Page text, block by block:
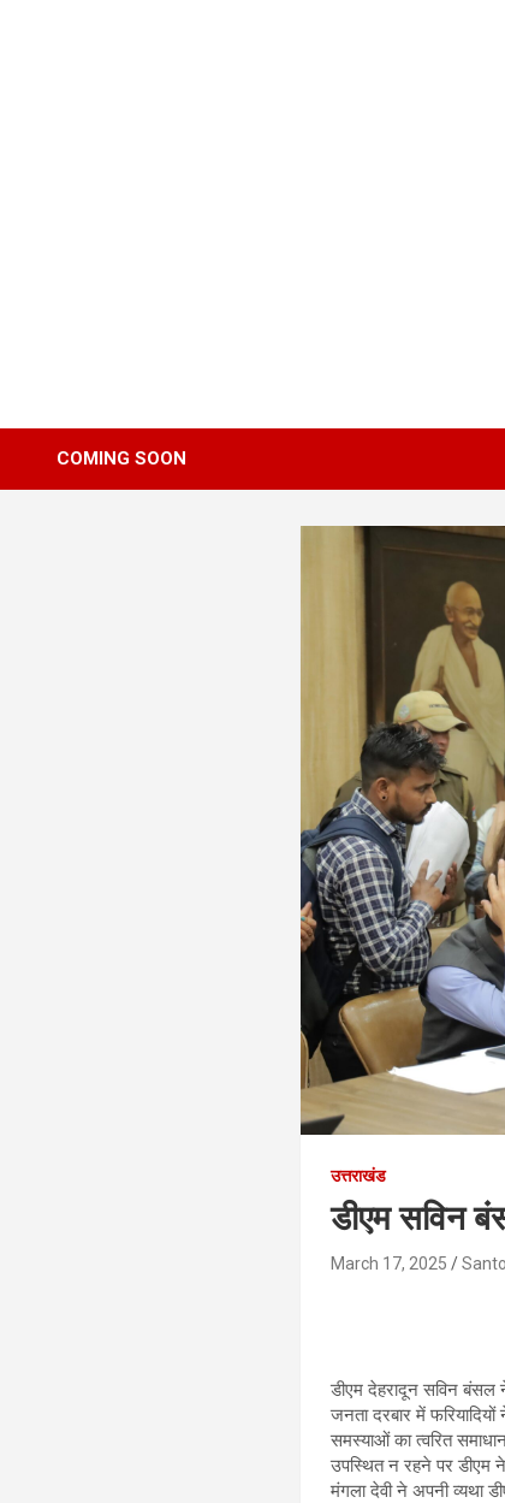
COMING SOON
उत्तराखंड
डीएम सविन
March 17, 2025
डीएम देहरादून सविन बंसल
जनता दरबार में
समस्याओं का त्वरित
उपस्थित न रहने पर डीएम ने
मंगला देवी ने अपनी व्यथा